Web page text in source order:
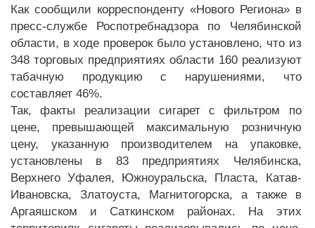
Как сообщили корреспонденту «Нового Региона» в
пресс-службе Роспотребнадзора по Челябинской
области, в ходе проверок было установлено, что из
348 торговых предприятиях области 160 реализуют
табачную продукцию с нарушениями, что
составляет 46%.
Так, факты реализации сигарет с фильтром по
цене, превышающей максимальную розничную
цену, указанную производителем на упаковке,
установлены в 83 предприятиях Челябинска,
Верхнего Уфалея, Южноуральска, Пласта, Катав-
Ивановска, Златоуста, Магнитогорска, а также в
Аргаяшском и Саткинском районах. На этих